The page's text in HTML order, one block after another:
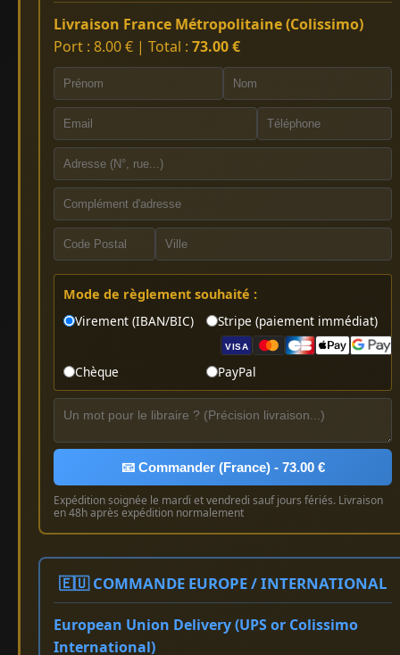
Livraison France Métropolitaine (Colissimo)
Port : 8.00 € | Total : 73.00 €
Mode de règlement souhaité :
Virement (IBAN/BIC)
Stripe (paiement immédiat)
VISA
Chèque PayPal
📧 Commander (France) - 73.00 €
Expédition soignée le mardi et vendredi sauf jours fériés. Livraison
en 48h après expédition normalement
🇪🇺 COMMANDE EUROPE / INTERNATIONAL
European Union Delivery (UPS or Colissimo
International)